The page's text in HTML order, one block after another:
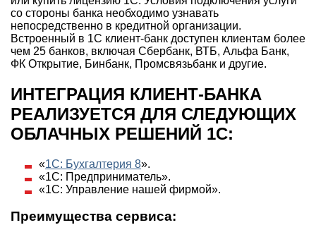
со стороны банка необходимо узнавать
непосредственно в кредитной организации.
Встроенный в 1С клиент-банк доступен клиентам более
чем 25 банков, включая Сбербанк, ВТБ, Альфа Банк,
ФК Открытие, Бинбанк, Промсвязьбанк и другие.
ИНТЕГРАЦИЯ КЛИЕНТ-БАНКА
РЕАЛИЗУЕТСЯ ДЛЯ СЛЕДУЮЩИХ
ОБЛАЧНЫХ РЕШЕНИЙ 1С:
«1С: Бухгалтерия 8».
«1С: Предприниматель».
«1С: Управление нашей фирмой».
Преимущества сервиса: